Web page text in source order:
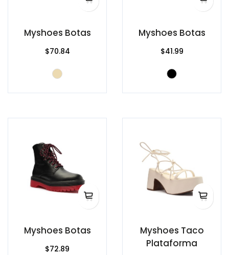
Myshoes Botas
$70.84
Myshoes Botas
$41.99
Myshoes Botas
$72.89
Myshoes Taco
Plataforma